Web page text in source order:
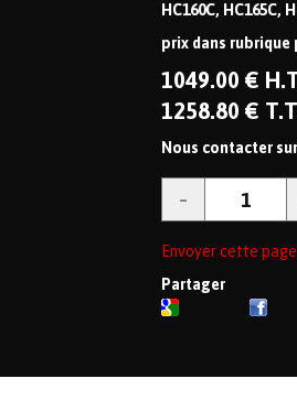
HC160C, HC165C,
prix dans rubrique
1049.00 €
1258.80 €
Nous contacter
Envoyer cette
Partager